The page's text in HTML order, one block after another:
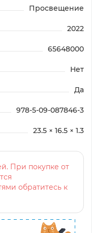
Просвещение
2022
65648000
Нет
Да
978-5-09-087846-3
23.5 × 16.5 × 1.3
При покупке от
обратитесь к